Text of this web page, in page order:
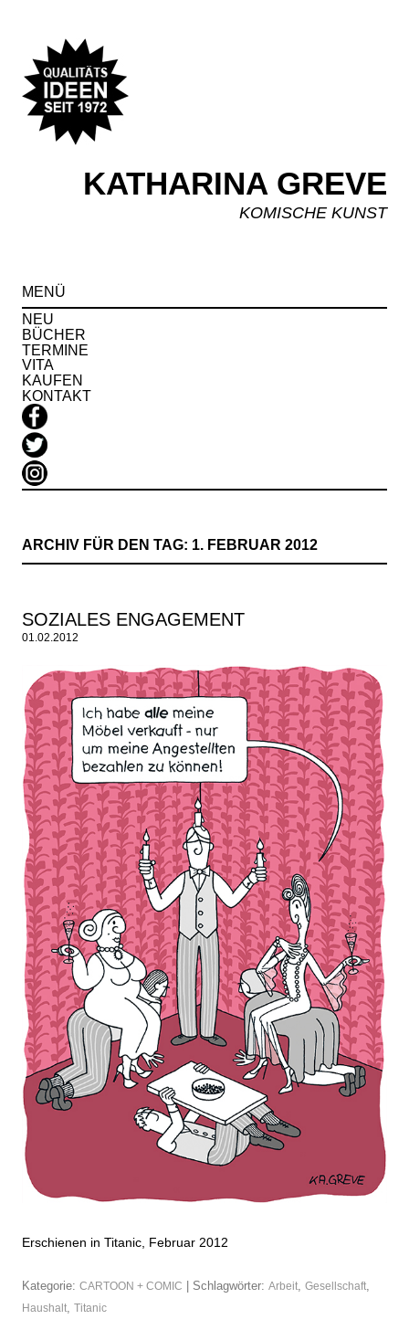
KATHARINA GREVE
KOMISCHE KUNST
MENÜ
NEU
BÜCHER
TERMINE
VITA
KAUFEN
KONTAKT
ARCHIV FÜR DEN TAG: 1. FEBRUAR 2012
SOZIALES ENGAGEMENT
01.02.2012
Erschienen in Titanic, Februar 2012
Kategorie: CARTOON + COMIC | Schlagwörter: Arbeit, Gesellschaft,
Haushalt, Titanic